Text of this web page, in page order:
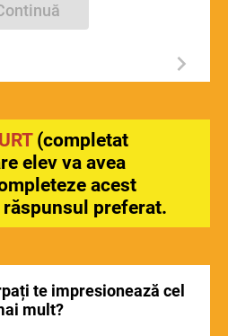
(completat
elev va avea
acest
preferat.
te impresionează cel
mult?